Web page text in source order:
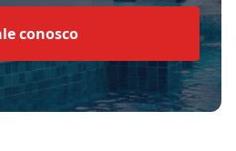
conosco